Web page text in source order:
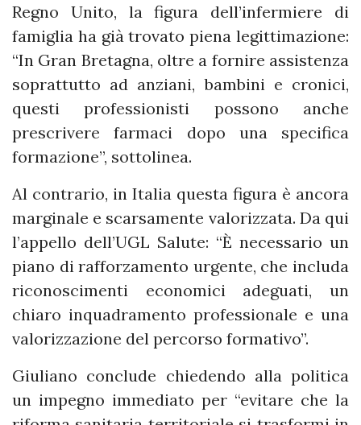
Regno Unito, la figura dell’infermiere di
famiglia ha già trovato piena legittimazione:
“In Gran Bretagna, oltre a fornire assistenza
soprattutto ad anziani, bambini e cronici,
questi professionisti possono anche
prescrivere farmaci dopo una specifica
formazione”, sottolinea.
Al contrario, in Italia questa figura è ancora
marginale e scarsamente valorizzata. Da qui
l’appello dell’UGL Salute: “È necessario un
piano di rafforzamento urgente, che includa
riconoscimenti economici adeguati, un
chiaro inquadramento professionale e una
valorizzazione del percorso formativo”.
Giuliano conclude chiedendo alla politica
un impegno immediato per “evitare che la